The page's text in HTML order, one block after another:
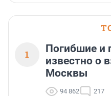
1
Погибшие и
известно о
Москвы
94 862 217